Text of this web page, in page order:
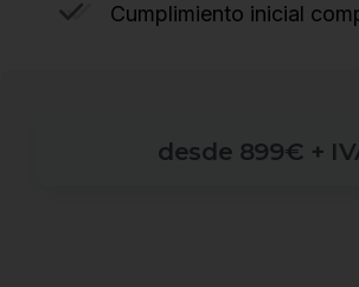
Cumplimiento inicial
desde 899€ +